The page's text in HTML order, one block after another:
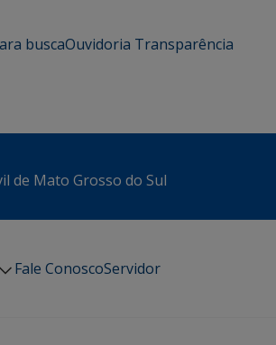
buscaOuvidoria Transparência
de Mato Grosso do Sul
Fale ConoscoServidor